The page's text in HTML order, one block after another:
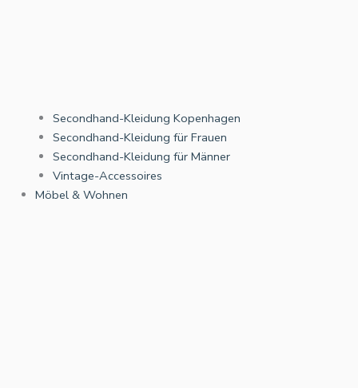
Secondhand-Kleidung Kopenhagen
Secondhand-Kleidung für Frauen
Secondhand-Kleidung für Männer
Vintage-Accessoires
Möbel & Wohnen